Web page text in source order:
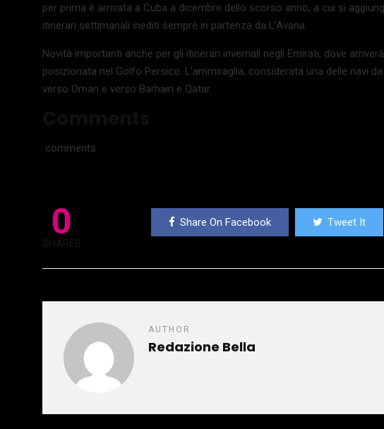
per prima è arrivata a Cuba a dicembre dello scorso anno, a cui si
itinerari settimanali inediti sempre in partenza da L’Avana.
Novità importanti anche per gli itinerari invernali negli Emirati, dove
posizionata nel Golfo Persico. L’ammiraglia, considerata una delle navi
verso Oman e verso Barhain e Qatar.
comments
0
SHARES
Share On Facebook Tweet It
AUTHOR
Redazione Bella